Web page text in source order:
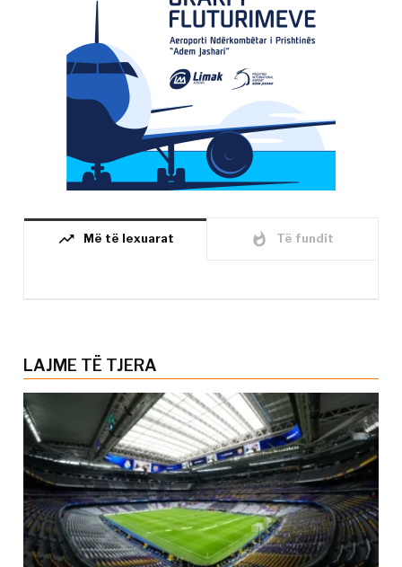
trending_up Më të lexuarat whatshot Të fundit
LAJME TË TJERA